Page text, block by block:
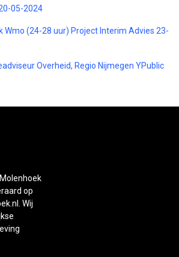
05-2024
Wmo (24-28 uur) Project Interim Advies 23-
Overheid, Regio Nijmegen YPublic
op
Wij